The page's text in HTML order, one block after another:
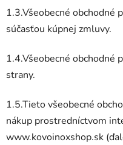
1.3.Všeobecné obchodné
súčasťou kúpnej zmluvy.
1.4.Všeobecné obchodné
strany.
1.5.Tieto všeobecné
nákup prostredníctvom
www.kovoinoxshop.sk